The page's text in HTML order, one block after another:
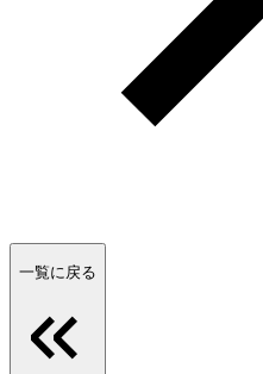
一覧に戻る